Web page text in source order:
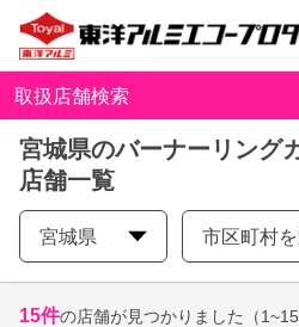
取扱店舗検索
宮城県のバーナーリング
店舗一覧
宮城県 市区町村
15件の店舗が見つかりました （